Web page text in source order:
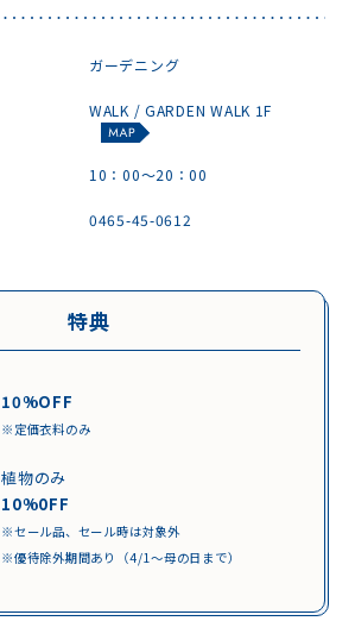
ガーデニング
WALK / GARDEN WALK 1F
10：00～20：00
0465-45-0612
特典
10%OFF
※定価衣料のみ
植物のみ
10%0FF
※セール品、セール時は対象外
※優待除外期間あり（4/1～母の日まで）